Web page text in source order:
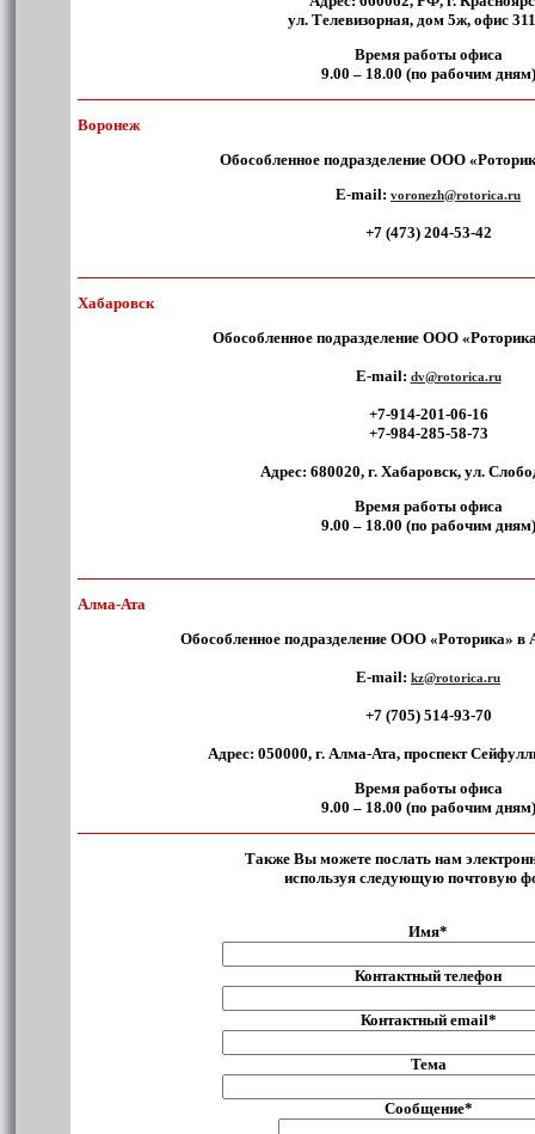
ул. Телевизорная, дом 5ж, офис
Время работы офиса
9.00 – 18.00 (по рабочим дням)
Воронеж
Обособленное подразделение ООО
E-mail: voronezh@rotorica.ru
+7 (473) 204-53-42
Хабаровск
Обособленное подразделение ООО
E-mail: dv@rotorica.ru
+7-914-201-06-16
+7-984-285-58-73
Адрес: 680020, г. Хабаровск, ул.
Время работы офиса
9.00 – 18.00 (по рабочим дням)
Алма-Ата
Обособленное подразделение ООО «Роторика» в
E-mail: kz@rotorica.ru
+7 (705) 514-93-70
Адрес: 050000, г. Алма-Ата, проспект
Время работы офиса
9.00 – 18.00 (по рабочим дням)
Также Вы можете послать нам
используя следующую почтовую
Имя*
Контактный телефон
Контактный email*
Teма
Сообщение*